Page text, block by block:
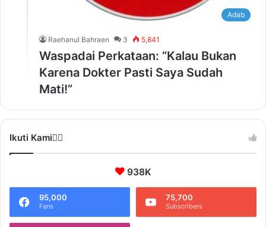
Adab
Raehanul Bahraen 3 5,841
Waspadai Perkataan: “Kalau Bukan
Karena Dokter Pasti Saya Sudah
Mati!”
Ikuti Kami❤️‍🔥
938K
95,000
Fans
75,700
Subscribers